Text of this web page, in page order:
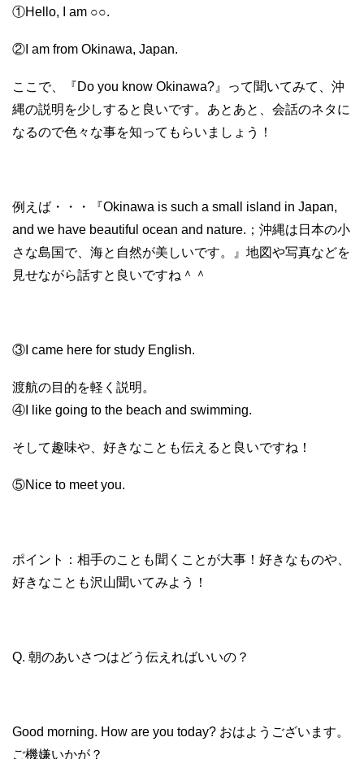
①Hello, I am ○○.
②I am from Okinawa, Japan.
ここで、『Do you know Okinawa?』って聞いてみて、沖
縄の説明を少しすると良いです。あとあと、会話のネタに
なるので色々な事を知ってもらいましょう！
例えば・・・『Okinawa is such a small island in Japan,
and we have beautiful ocean and nature.；沖縄は日本の小
さな島国で、海と自然が美しいです。』地図や写真などを
見せながら話すと良いですね＾＾
③I came here for study English.
渡航の目的を軽く説明。
④I like going to the beach and swimming.
そして趣味や、好きなことも伝えると良いですね！
⑤Nice to meet you.
ポイント：相手のことも聞くことが大事！好きなものや、
好きなことも沢山聞いてみよう！
Q. 朝のあいさつはどう伝えればいいの？
Good morning. How are you today? おはようございます。
ご機嫌いかが？